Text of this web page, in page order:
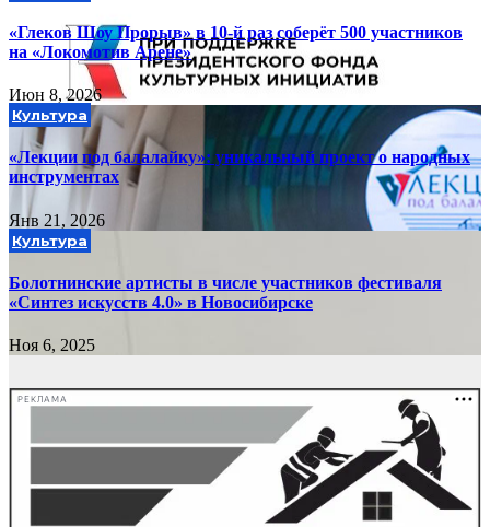
«Глеков Шоу Прорыв» в 10-й раз соберёт 500 участников
на «Локомотив Арене»
Июн 8, 2026
Культура
«Лекции под балалайку»: уникальный проект о народных
инструментах
Янв 21, 2026
Культура
Болотнинские артисты в числе участников фестиваля
«Синтез искусств 4.0» в Новосибирске
Ноя 6, 2025
РЕКЛАМА